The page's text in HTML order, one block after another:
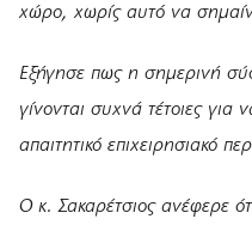
χώρο, χωρίς αυτό να
Εξήγησε πως η σημερινή
γίνονται συχνά τέτοιες για
απαιτητικό επιχειρησιακό
Ο κ. Σακαρέτσιος ανέφερε